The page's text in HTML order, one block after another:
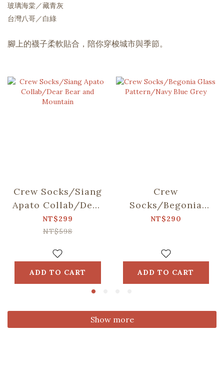
玻璃海棠／藏青灰
台灣八哥／白綠
腳上的襪子柔軟貼合，陪你穿梭城市與季節。
Crew Socks/Siang
Apato Collab/Dear
Bear and Mountain
NT$299
NT$598
ADD TO CART
Crew
Socks/Begonia
Glass
NT$290
ADD TO CART
Show more